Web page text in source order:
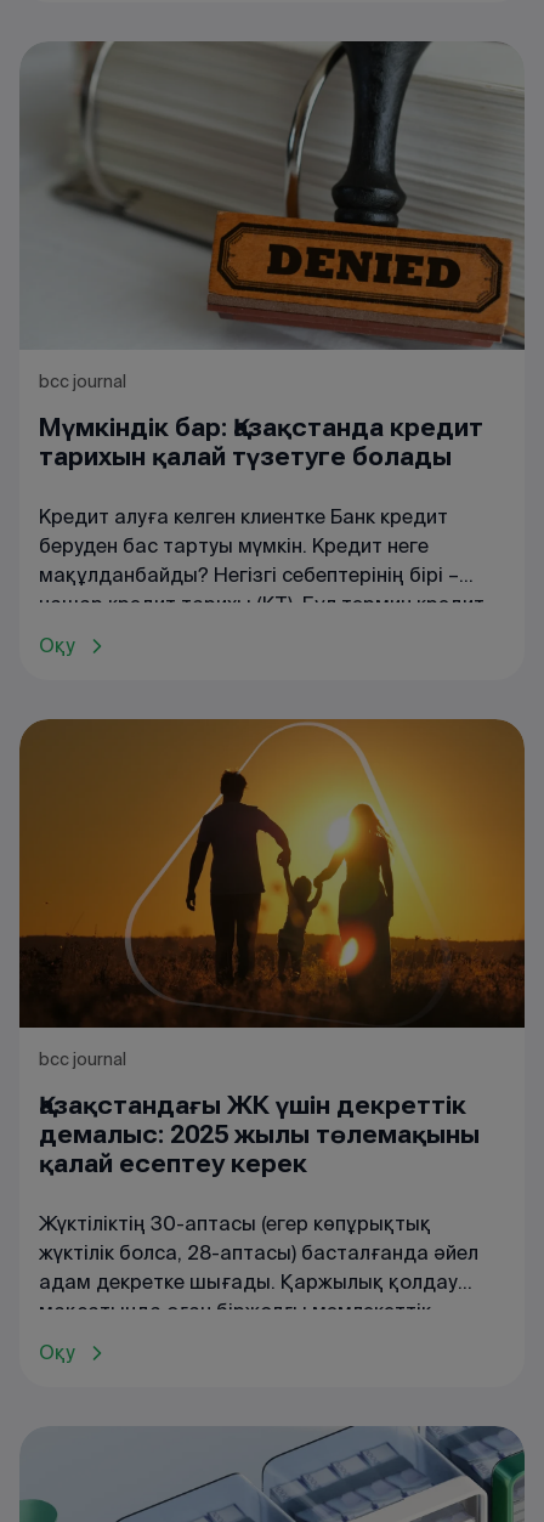
реттеледі. Бұл төлемдер ай сайынғы
аударымдардың негізінде құрылатын қордан
төленеді.
bcc journal
Мүмкіндік бар: Қазақстанда кредит
тарихын қалай түзетуге болады
Кредит алуға келген клиентке Банк кредит
беруден бас тартуы мүмкін. Кредит неге
мақұлданбайды? Негізгі себептерінің бірі –
нашар кредит тарихы (КТ). Бұл термин кредит
алушы бұрынғы кредиттік міндеттемелерін
қалай орындағаны: қанша және қандай сомаға
төлегені, берешегінің болғаны не болмағаны
туралы барлық мәліметті қамтиды. Осы
ақпараттың негізінде банк клиенттің сенімділігі
туралы және оған қарызға қаражат беріп, оның
қайтарылуына сенімді болуы туралы шешім
қабылдайды.
Оқу
bcc journal
Қазақстандағы ЖК үшін декреттік
демалыс: 2025 жылы төлемақыны
қалай есептеу керек
Жүктіліктің 30-аптасы (егер көпұрықтық
жүктілік болса, 28-аптасы) басталғанда әйел
адам декретке шығады. Қаржылық қолдау
мақсатында оған біржолғы мемлекеттік
жәрдемақы, сондай-ақ кірісінен айырылуына
байланысты әлеуметтік төлемақы және бір
байланысты жәрдемақы сияқты төлемақылар
төленуге тиіс. Бірақ егер әйел ЖК ретінде
жұмыс істесе, жәрдемақы сақтала ма?
Қазақстанда жүкті ЖК-әйелдерге қандай
Оқу